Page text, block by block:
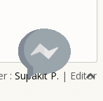
: Supakit P. | Editor